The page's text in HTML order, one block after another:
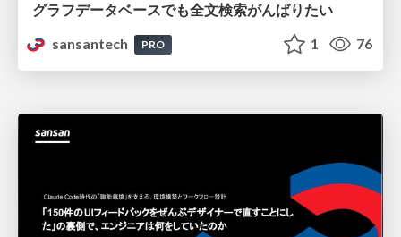
グラフデータベースでも全文検索がんばりたい
sansantech
PRO 1 76